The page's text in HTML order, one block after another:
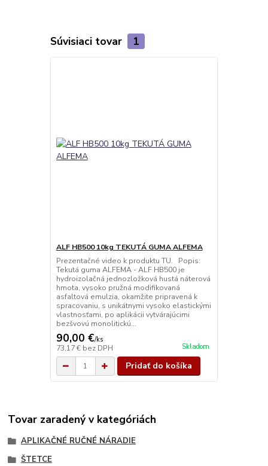
Súvisiaci tovar 1
ALF HB500 10kg TEKUTÁ GUMA ALFEMA
Prezentačné video k produktu TU. Popis:
Tekutá guma ALFEMA - ALF HB500 je
hydroizolačná jednozložková hustá náterová
hmota, vysoko pružná modifikovaná
asfaltová emulzia, okamžite pripravená k
spracovaniu, s unikátnymi vysoko elastickými
vlastnosťami, po aplikácii vytvárajúcimi
bezšvovú monolitickú...
90,00 €/ks
73,17 € bez DPH Skladom
Pridať do košíka
Tovar zaradený v kategóriách
APLIKAČNÉ RUČNÉ NÁRADIE
ŠTETCE